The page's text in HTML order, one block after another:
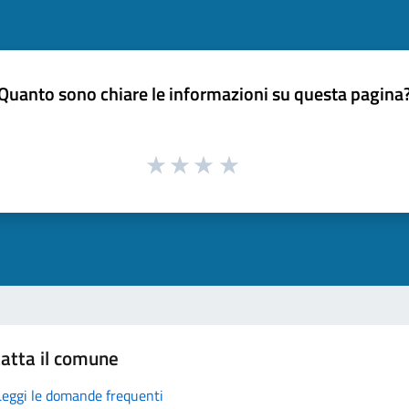
sono chiare le informazioni su questa
il comune
le domande frequenti